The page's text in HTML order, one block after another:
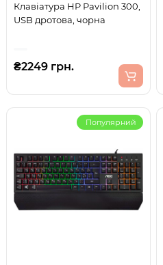
Клавіатура HP Pavilion 300,
USB дротова, чорна
₴2249 грн.
Популярний